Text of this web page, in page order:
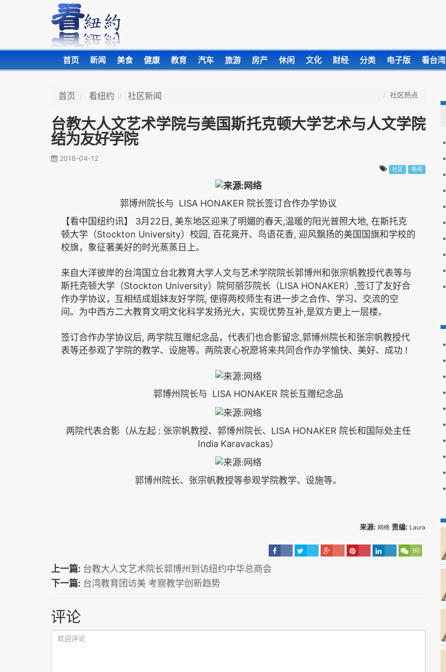
首页 新闻 美食 健康 教育 汽车 旅游 房产 休闲 文化 财经 分类 电子版 看台湾
首页 看纽约 社区新闻 社区热点
台教大人文艺术学院与美国斯托克顿大学艺术与人文学院
结为友好学院
2016-04-12
社区 新闻
郭博州院长与 LISA HONAKER 院长签订合作办学协议
【看中国纽约讯】
3月 22 日 , 美东地区迎来了明媚的春天,温暖的阳光普照大地, 在斯托克
顿大学（Stockton University）校园 , 百花竟开、鸟语花香, 迎风飘扬的美国国旗和学校的
校旗，象征著美好的时光蒸蒸日上。
来自大洋彼岸的台湾国立台北教育大学人文与艺术学院院长郭博州和张宗帆教授代表等与
斯托克顿大学（Stockton University）院何丽莎院长（LISA HONAKER） ,签订了友好合
作办学协议，互相结成姐妹友好学院, 使得两校师生有进一步之合作、学习、交流的空
间。为中西方二大教育文明文化科学发扬光大，实现优势互补,是双方更上一层楼。
签订合作办学协议后, 两学院互赠纪念品，代表们也合影留念,郭博州院长和张宗帆教授代
表等还参观了学院的教学、设施等。两院衷心祝愿将来共同合作办学愉快、美好、成功 !
郭博州院长与 LISA HONAKER 院长互赠纪念品
两院代表合影（从左起: 张宗帆教授、郭博州院长、 LISA HONAKER 院长和国际处主任
India Karavackas）
郭博州院长、张宗帆教授等参观学院教学、设施等。
来源: 网络 责编: Laura
90
上一篇: 台教大人文艺术院长郭博州到访纽约中华总商会
下一篇: 台湾教育团访美 考察教学创新趋势
评论